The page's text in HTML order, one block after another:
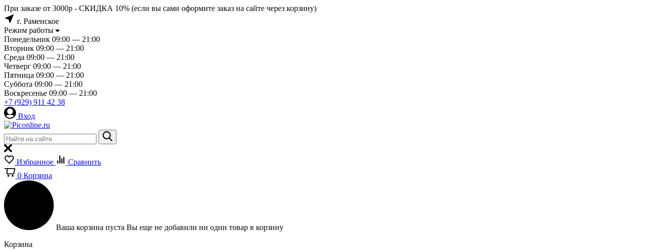
При заказе от 3000р - СКИДКА 10% (если вы сами оформите заказ на сайте через корзину)
г. Раменское
Режим работы
Понедельник 09:00 — 21:00
Вторник 09:00 — 21:00
Среда 09:00 — 21:00
Четверг 09:00 — 21:00
Пятница 09:00 — 21:00
Суббота 09:00 — 21:00
Воскресенье 09:00 — 21:00
+7 (929) 911 42 38
Вход
Избранное
Сравнить
0 Корзина
Ваша корзина пуста Вы еще не добавили ни один товар в корзину
Корзина